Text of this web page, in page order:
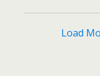
Load